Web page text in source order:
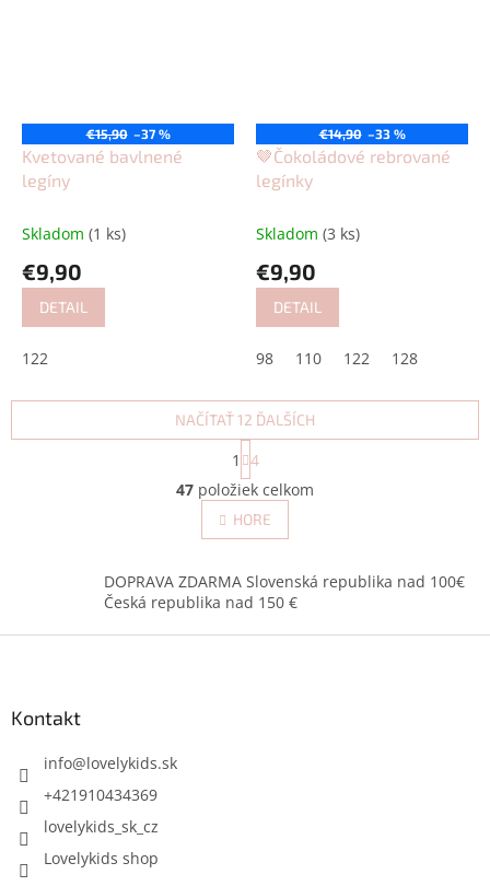
€15,90 –37 %
Kvetované bavlnené
legíny
Skladom (1 ks)
€9,90
DETAIL
122
€14,90 –33 %
🤎Čokoládové rebrované
legínky
Skladom (3 ks)
€9,90
DETAIL
98 110 122 128
O
v
l
á
a
c
NAČÍTAŤ 12 ĎALŠÍCH
t
r
á
n
k
v
a
i
1
4
47 položiek celkom
HORE
DOPRAVA ZDARMA Slovenská republika nad 100€
Česká republika nad 150 €
Kontakt
info@lovelykids.sk
+421910434369
lovelykids_sk_cz
Lovelykids shop